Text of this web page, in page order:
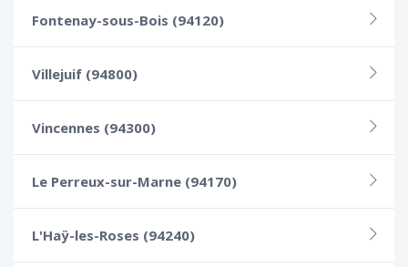
Fontenay-sous-Bois (94120)
Villejuif (94800)
Vincennes (94300)
Le Perreux-sur-Marne (94170)
L'Haÿ-les-Roses (94240)